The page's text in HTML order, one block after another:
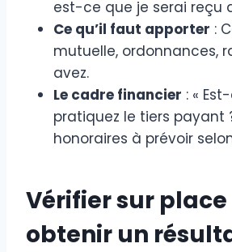
est-ce que je serai reçu
Ce qu’il faut apporter :
mutuelle, ordonnances,
avez.
Le cadre financier : «
pratiquez le tiers payant
honoraires à prévoir
Vérifier sur
obtenir un